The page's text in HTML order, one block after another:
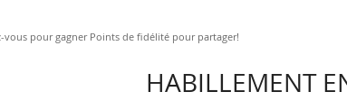
vous pour gagner Points de fidélité pour partager!
HABILLEMENT